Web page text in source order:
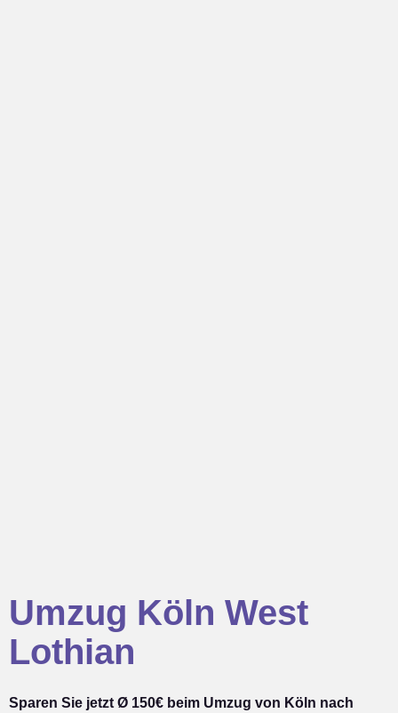
Umzug Köln West
Lothian
Sparen Sie jetzt Ø 150€ beim Umzug von Köln nach